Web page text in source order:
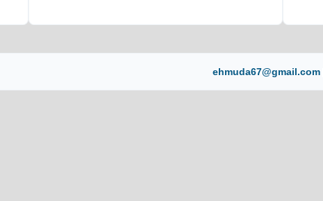
ehmuda67@gmail.com